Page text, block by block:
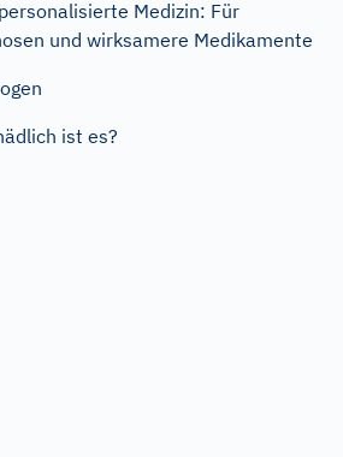
Medizin: Für
und wirksamere Medikamente
ist es?